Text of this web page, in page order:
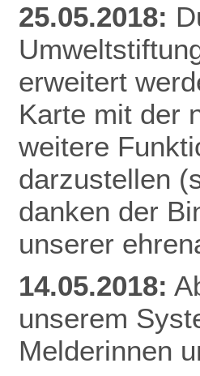
25.05.2018:
erweitert
Karte mit der
weitere
darzustellen
danken der
unserer
14.05.2018:
unserem
Melderinnen